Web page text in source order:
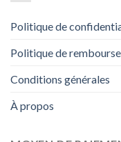
Politique de
Politique de
Conditions générales
À propos